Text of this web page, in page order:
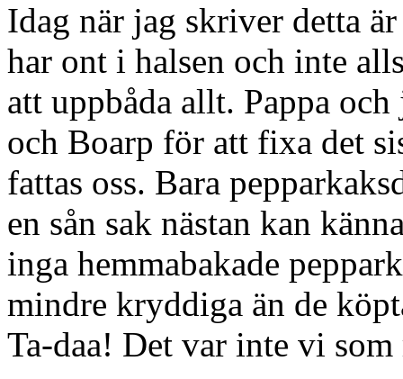
Idag när jag skriver detta
har ont i halsen och inte
att uppbåda allt. Pappa
och Boarp för att fixa det
fattas oss. Bara
en sån sak nästan kan
inga hemmabakade
mindre kryddiga än de
Ta-daa! Det var inte vi som